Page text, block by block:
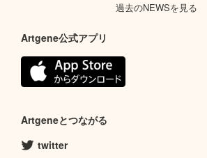
過去のNEWSを見る
Artgene公式アプリ
Artgeneとつながる
twitter